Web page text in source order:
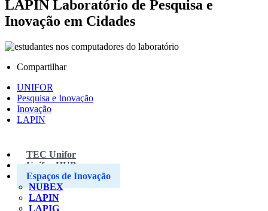
LAPIN Laboratório de Pesquisa e
Inovação em Cidades
Compartilhar
UNIFOR
Pesquisa e Inovação
Inovação
LAPIN
TEC Unifor
Unifor HUB
Espaços de Inovação
NUBEX
LAPIN
LAPIG